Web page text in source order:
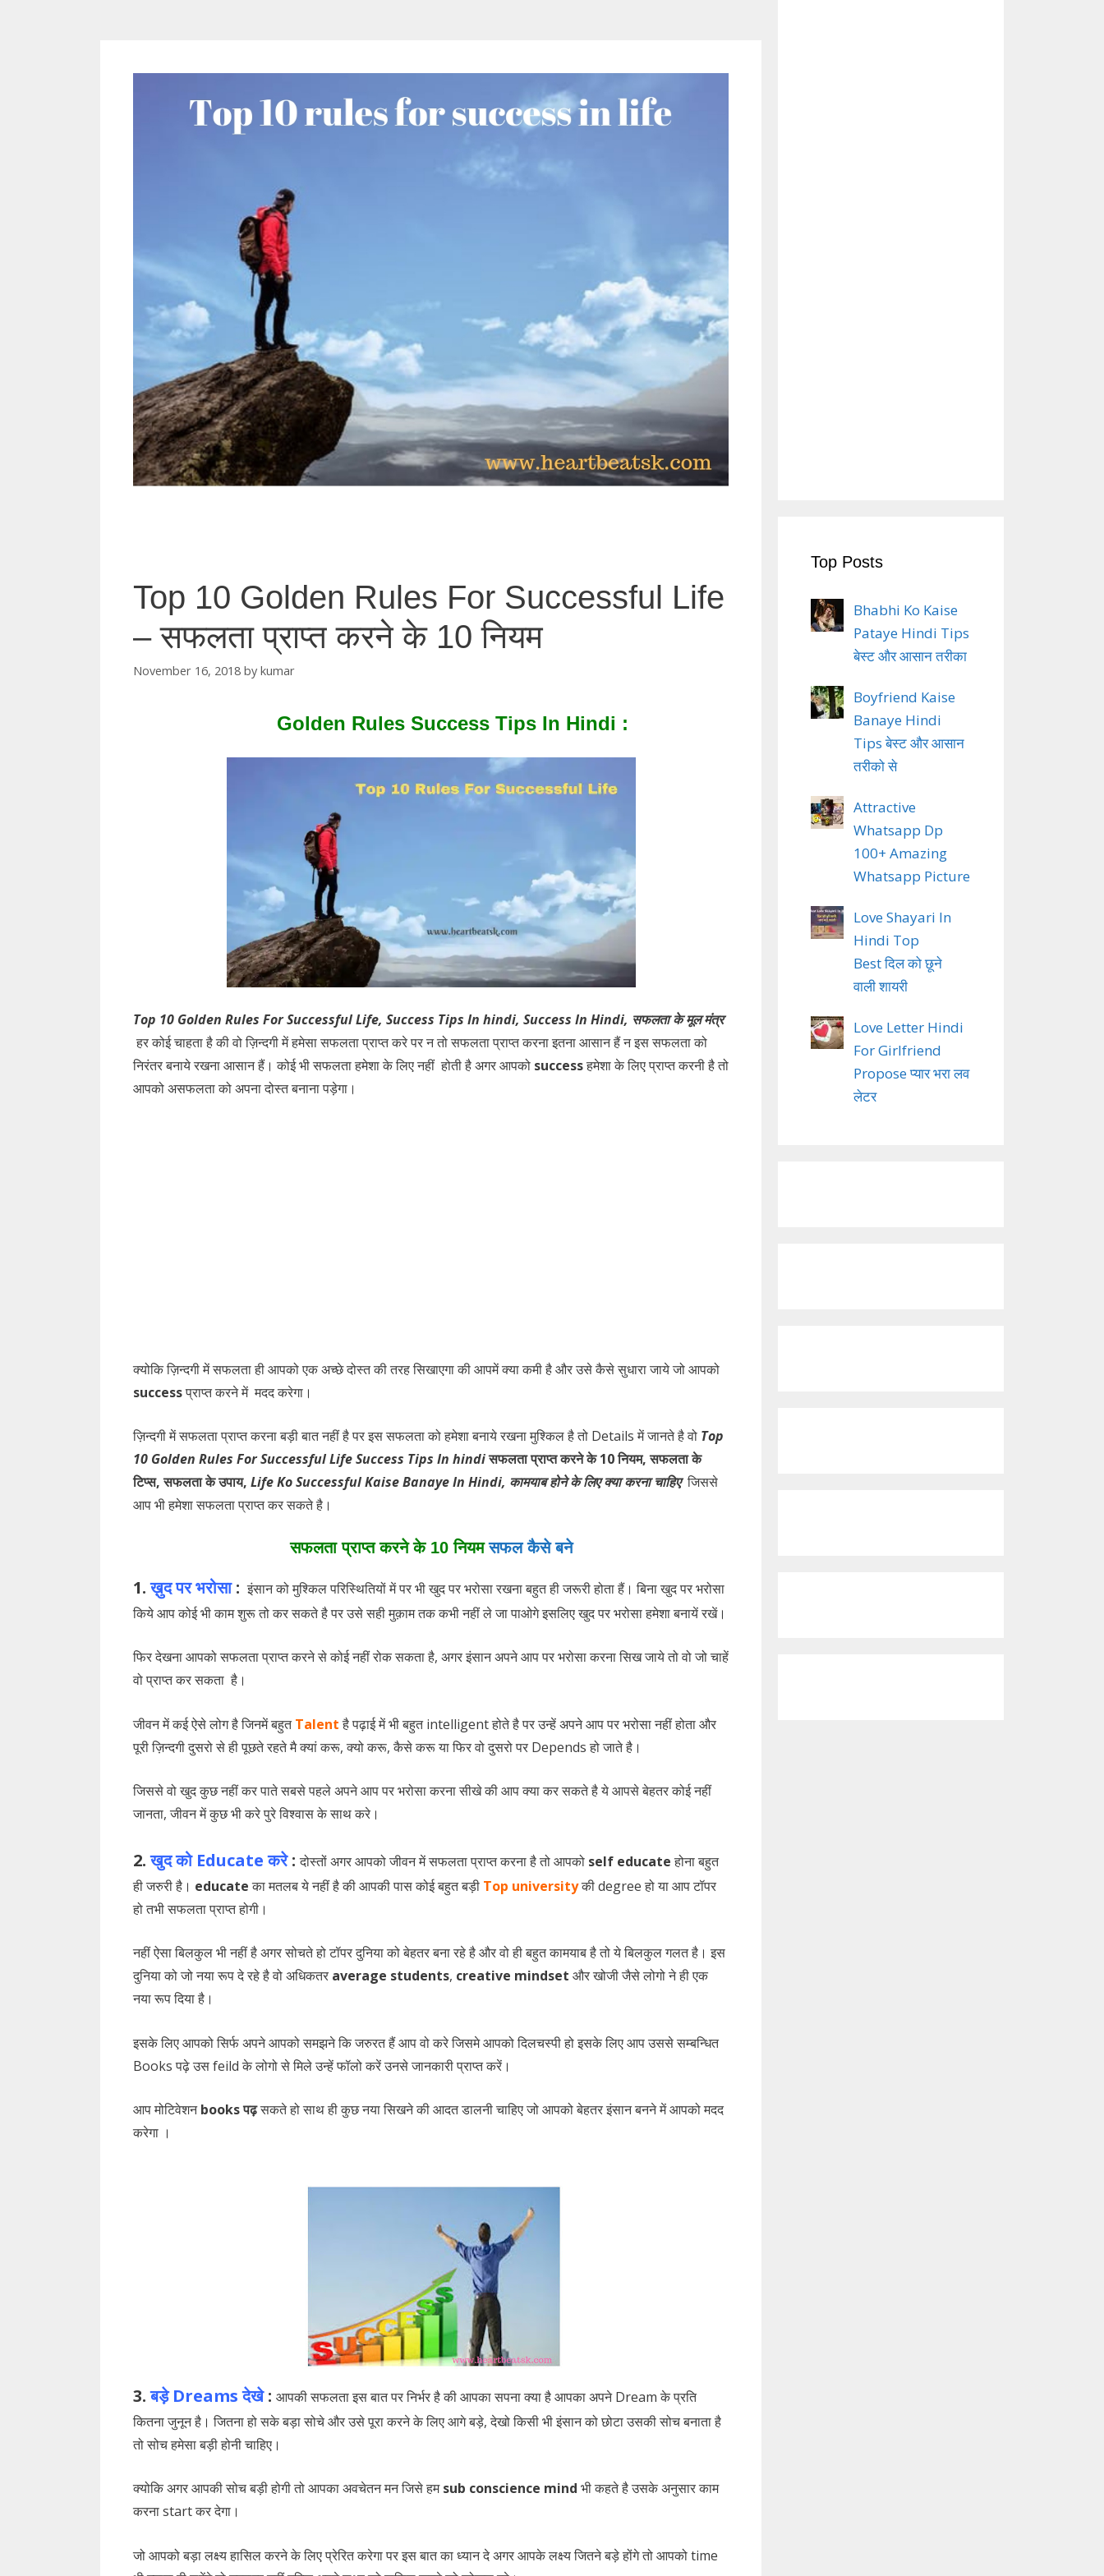
Top 10 Golden Rules For Successful Life
– सफलता प्राप्त करने के 10 नियम
November 16, 2018 by kumar
Golden Rules Success Tips In Hindi :
Top 10 Golden Rules For Successful Life, Success Tips In hindi, Success In Hindi, सफलता के मूल मंत्र
हर कोई चाहता है की वो ज़िन्दगी में हमेसा सफलता प्राप्त करे पर न तो सफलता प्राप्त करना इतना आसान हैं न इस सफलता को
निरंतर बनाये रखना आसान हैं। कोई भी सफलता हमेशा के लिए नहीं होती है अगर आपको successहमेशा के लिए प्राप्त करनी है तो
आपको असफलता को अपना दोस्त बनाना पड़ेगा।
क्योकि ज़िन्दगी में सफलता ही आपको एक अच्छे दोस्त की तरह सिखाएगा की आपमें क्या कमी है और उसे कैसे सुधारा जाये जो आपको
successप्राप्त करने में मदद करेगा।
ज़िन्दगी में सफलता प्राप्त करना बड़ी बात नहीं है पर इस सफलता को हमेशा बनाये रखना मुश्किल है तो Details में जानते है वो Top
10 Golden Rules For Successful Life Success Tips In hindiसफलता प्राप्त करने के 10 नियम, सफलता के
टिप्स, सफलता के उपाय, Life Ko Successful Kaise Banaye In Hindi, कामयाब होने के लिए क्या करना चाहिएजिससे
आप भी हमेशा सफलता प्राप्त कर सकते है।
सफलता प्राप्त करने के 10 नियम सफल कैसे बने
1.ख़ुद पर भरोसा: इंसान को मुश्किल परिस्थितियों में पर भी खुद पर भरोसा रखना बहुत ही जरूरी होता हैं। बिना खुद पर भरोसा
किये आप कोई भी काम शुरू तो कर सकते है पर उसे सही मुक़ाम तक कभी नहीं ले जा पाओगे इसलिए खुद पर भरोसा हमेशा बनायें रखें।
फिर देखना आपको सफलता प्राप्त करने से कोई नहीं रोक सकता है, अगर इंसान अपने आप पर भरोसा करना सिख जाये तो वो जो चाहें
वो प्राप्त कर सकता है।
जीवन में कई ऐसे लोग है जिनमें बहुतTalentहै पढ़ाई में भी बहुत intelligent होते है पर उन्हें अपने आप पर भरोसा नहीं होता और
पूरी ज़िन्दगी दुसरो से ही पूछते रहते मै क्यां करू, क्यो करू, कैसे करू या फिर वो दुसरो पर Depends हो जाते है।
जिससे वो खुद कुछ नहीं कर पाते सबसे पहले अपने आप पर भरोसा करना सीखे की आप क्या कर सकते है ये आपसे बेहतर कोई नहीं
जानता, जीवन में कुछ भी करे पुरे विश्वास के साथ करे।
2.खुद को Educate करे: दोस्तों अगर आपको जीवन में सफलता प्राप्त करना है तो आपको self educateहोना बहुत
ही जरुरी है। educateका मतलब ये नहीं है की आपकी पास कोई बहुत बड़ी Top universityकी degree हो या आप टॉपर
हो तभी सफलता प्राप्त होगी।
नहीं ऐसा बिलकुल भी नहीं है अगर सोचते हो टॉपर दुनिया को बेहतर बना रहे है और वो ही बहुत कामयाब है तो ये बिलकुल गलत है। इस
दुनिया को जो नया रूप दे रहे है वो अधिकतर average students, creative mindset और खोजी जैसे लोगो ने ही एक
नया रूप दिया है।
इसके लिए आपको सिर्फ अपने आपको समझने कि जरुरत हैं आप वो करे जिसमे आपको दिलचस्पी हो इसके लिए आप उससे सम्बन्धित
Books पढ़े उस feild के लोगो से मिले उन्हें फॉलो करें उनसे जानकारी प्राप्त करें।
आप मोटिवेशनbooks पढ़सकते हो साथ ही कुछ नया सिखने की आदत डालनी चाहिए जो आपको बेहतर इंसान बनने में आपको मदद
करेगा ।
3.बड़े Dreams देखे: आपकी सफलता इस बात पर निर्भर है की आपका सपना क्या है आपका अपने Dream के प्रति
कितना जुनून है। जितना हो सके बड़ा सोचे और उसे पूरा करने के लिए आगे बड़े, देखो किसी भी इंसान को छोटा उसकी सोच बनाता है
तो सोच हमेसा बड़ी होनी चाहिए।
क्योकि अगर आपकी सोच बड़ी होगी तो आपका अवचेतन मन जिसे हमsub conscience mind भी कहते है उसके अनुसार काम
करना start कर देगा।
जो आपको बड़ा लक्ष्य हासिल करने के लिए प्रेरित करेगा पर इस बात का ध्यान दे अगर आपके लक्ष्य जितने बड़े होंगे तो आपको time
Top Posts
Bhabhi Ko Kaise
Pataye Hindi Tips
बेस्ट और आसान तरीका
Boyfriend Kaise
Banaye Hindi
Tips बेस्ट और आसान
तरीको से
Attractive
Whatsapp Dp
100+ Amazing
Whatsapp Picture
Love Shayari In
Hindi Top
Best दिल को छूने
वाली शायरी
Love Letter Hindi
For Girlfriend
Propose प्यार भरा लव
लेटर